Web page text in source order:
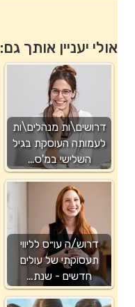
אולי יעניין אותך גם:
דרושים\ות מנהלים\ות
לעמותה העוסקת בגיל
השלישי במ'ס…
דרוש/ה עו״ס לליווי
תעסוקתי של עולים
חדשים - שנת…